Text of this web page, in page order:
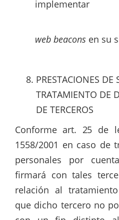
implementar
web beacons en su
PRESTACIONES DE
TRATAMIENTO DE
DE TERCEROS
Conforme art. 25 de
1558/2001 en caso de
personales por
firmará con tales
relación al
que dicho tercero no